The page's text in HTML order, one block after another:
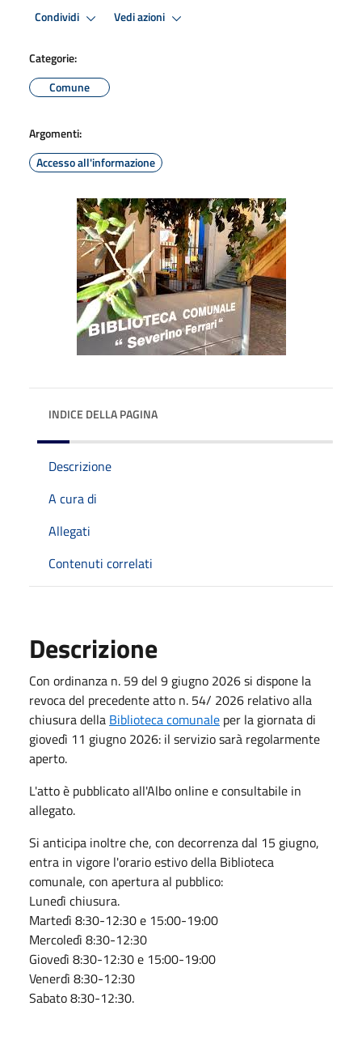
Condividi Vedi azioni
Categorie:
Comune
Argomenti:
Accesso all'informazione
INDICE DELLA PAGINA
Descrizione
A cura di
Allegati
Contenuti correlati
Descrizione
Con ordinanza n. 59 del 9 giugno 2026 si dispone la
revoca del precedente atto n. 54/ 2026 relativo alla
chiusura della Biblioteca comunale per la giornata di
giovedì 11 giugno 2026: il servizio sarà regolarmente
aperto.
L'atto è pubblicato all'Albo online e consultabile in
allegato.
Si anticipa inoltre che, con decorrenza dal 15 giugno,
entra in vigore l'orario estivo della Biblioteca
comunale, con apertura al pubblico:
Lunedì chiusura.
Martedì 8:30-12:30 e 15:00-19:00
Mercoledì 8:30-12:30
Giovedì 8:30-12:30 e 15:00-19:00
Venerdì 8:30-12:30
Sabato 8:30-12:30.